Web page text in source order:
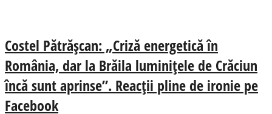
Costel Pătrășcan: „Criză energetică în
România, dar la Brăila luminițele de Crăciun
încă sunt aprinse”. Reacții pline de ironie pe
Facebook